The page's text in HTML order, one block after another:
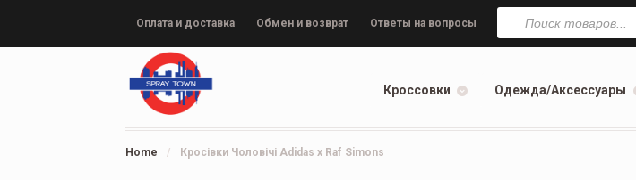
Оплата и доставка Обмен и возврат Ответы на вопросы
Поиск
товаров
Кроссовки Одежда/Аксессуары
Home / Кросівки Чоловічі Adidas x Raf Simons